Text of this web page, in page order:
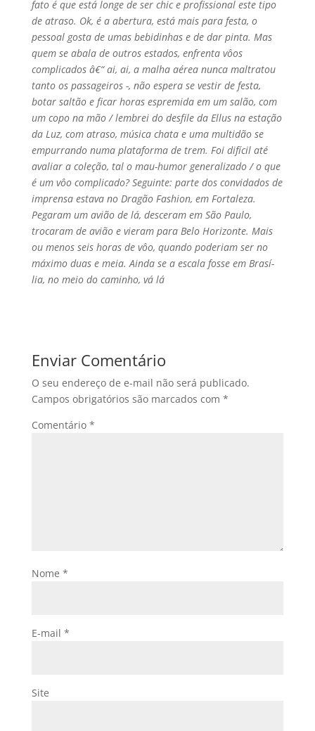
fato é que está longe de ser chic e profissional este tipo
de atraso. Ok, é a abertura, está mais para festa, o
pessoal gosta de umas bebidinhas e de dar pinta. Mas
quem se abala de outros estados, enfrenta vôos
complicados â€“ ai, ai, a malha aérea nunca maltratou
tanto os passageiros -, não espera se vestir de festa,
botar saltão e ficar horas espremida em um salão, com
um copo na mão / lembrei do desfile da Ellus na estação
da Luz, com atraso, música chata e uma multidão se
empurrando numa plataforma de trem. Foi difí­cil até
avaliar a coleção, tal o mau-humor generalizado / o que
é um vôo complicado? Seguinte: parte dos convidados de
imprensa estava no Dragão Fashion, em Fortaleza.
Pegaram um avião de lá, desceram em São Paulo,
trocaram de avião e vieram para Belo Horizonte. Mais
ou menos seis horas de vôo, quando poderiam ser no
máximo duas e meia. Ainda se a escala fosse em Brasí­
lia, no meio do caminho, vá lá
Enviar Comentário
O seu endereço de e-mail não será publicado.
Campos obrigatórios são marcados com *
Comentário *
Nome *
E-mail *
Site